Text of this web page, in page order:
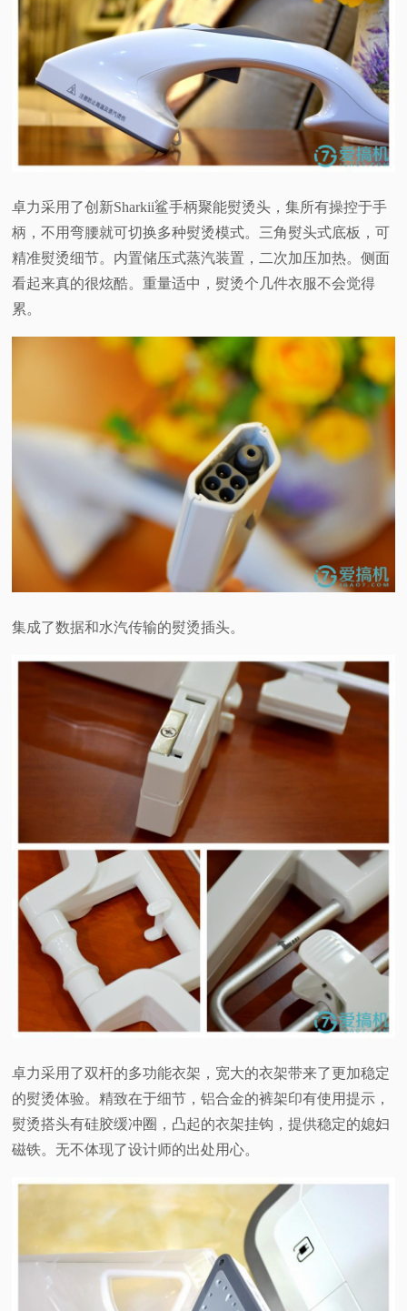
卓力采用了创新Sharkii鲨手柄聚能熨烫头，集所有操控于手
柄，不用弯腰就可切换多种熨烫模式。三角熨头式底板，可
精准熨烫细节。内置储压式蒸汽装置，二次加压加热。侧面
看起来真的很炫酷。重量适中，熨烫个几件衣服不会觉得
累。
集成了数据和水汽传输的熨烫插头。
卓力采用了双杆的多功能衣架，宽大的衣架带来了更加稳定
的熨烫体验。精致在于细节，铝合金的裤架印有使用提示，
熨烫搭头有硅胶缓冲圈，凸起的衣架挂钩，提供稳定的媳妇
磁铁。无不体现了设计师的出处用心。